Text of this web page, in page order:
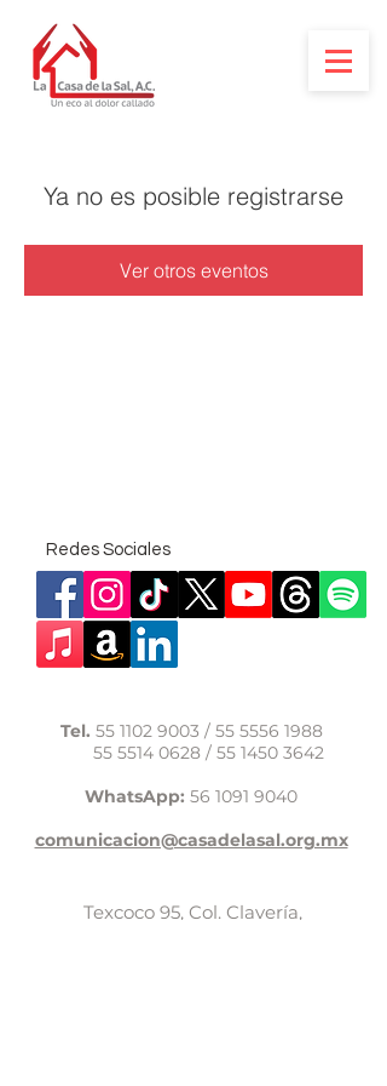
Ya no es posible registrarse
Ver otros eventos
Redes Sociales
Tel. 55 1102 9003 / 55 5556 1988
55 5514 0628/ 55 1450 3642
WhatsApp: 56 1091 9040
comunicacion@casadelasal.org.mx
Texcoco 95, Col. Clavería,